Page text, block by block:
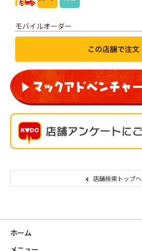
モバイルオーダー
店舗検索トップへ
ホーム